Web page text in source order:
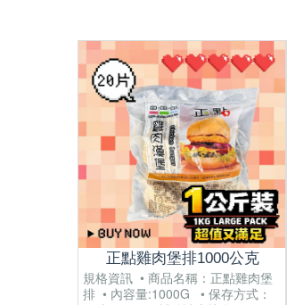
正點雞肉堡排1000公克
規格資訊 • 商品名稱：正點雞肉堡
排 • 內容量:1000G • 保存方式：